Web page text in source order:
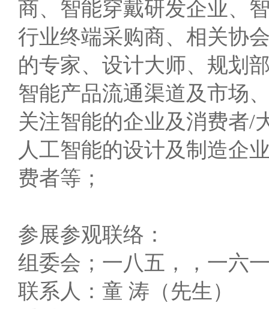
商、智能穿戴研发企业、
行业终端采购商、相关协
的专家、设计大师、规划
智能产品流通渠道及市场
关注智能的企业及消费者/
人工智能的设计及制造企
费者等；
参展参观联络：
组委会；一八五，，一六
联系人：童 涛（先生）